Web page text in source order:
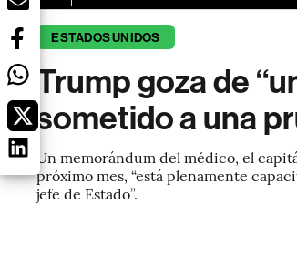
ESTADOS UNIDOS
Trump goza de
sometido a una
Un memorándum del médico, el
próximo mes, “está plenamente
jefe de Estado”.